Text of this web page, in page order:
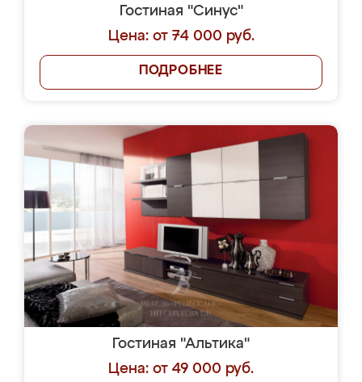
Гостиная "Синус"
Цена: от 74 000 руб.
ПОДРОБНЕЕ
Гостиная "Альтика"
Цена: от 49 000 руб.